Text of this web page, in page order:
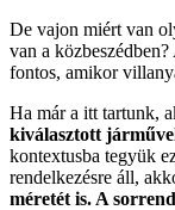
De vajon miért van
van a
fontos, amikor
Ha már a itt tartunk,
kiválasztott
kontextusba tegyük
rendelkezésre áll,
méretét is. A